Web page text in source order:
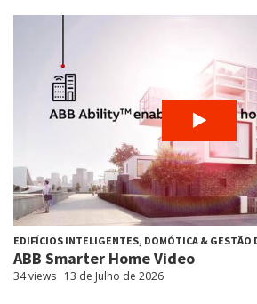
EDIFÍCIOS INTELIGENTES, DOMÓTICA & GESTÃO
ABB Smarter Home Video
34 views 13 de Julho de 2026